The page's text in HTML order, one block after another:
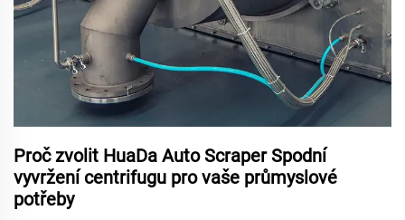
Proč zvolit HuaDa Auto Scraper Spodní
vyvržení centrifugu pro vaše průmyslové
potřeby